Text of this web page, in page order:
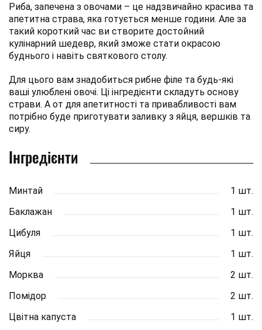
Риба, запечена з овочами – це надзвичайно красива та
апетитна страва, яка готується менше години. Але за
такий короткий час ви створите достойний
кулінарний шедевр, який зможе стати окрасою
буднього і навіть святкового столу.
Для цього вам знадобиться рибне філе та будь-які
ваші улюблені овочі. Ці інгредієнти складуть основу
страви. А от для апетитності та привабливості вам
потрібно буде приготувати заливку з яйця, вершків та
сиру.
Інгредієнти
Минтай
1 шт.
Баклажан
1 шт.
Цибуля
1 шт.
Яйця
1 шт.
Морква
2 шт.
Помідор
2 шт.
Цвітна капуста
1 шт.